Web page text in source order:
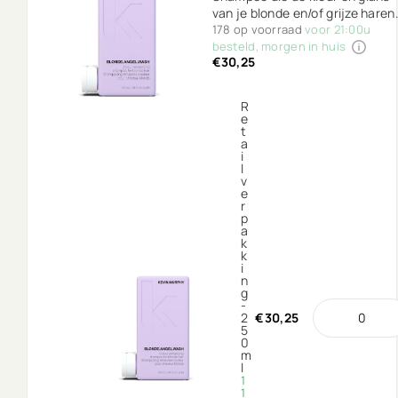
van je blonde en/of grijze haren
vernieuwt.
178 op voorraadvoor 21:00u
besteld, morgen in huis
€30,25
R
e
t
a
i
l
v
e
r
p
a
k
k
i
n
g
-
2
5
0
m
l
1
1
€30,25